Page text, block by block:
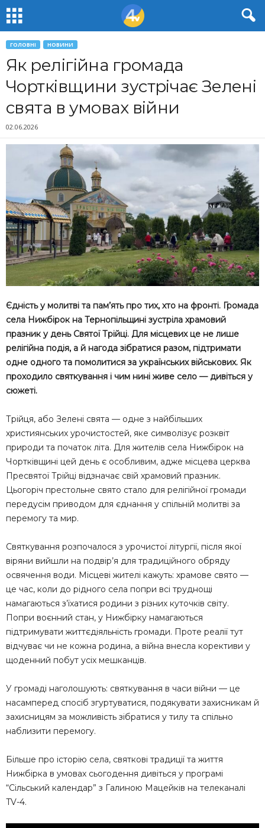
ГОЛОВНІ НОВИНИ
Як релігійна громада
Чортківщини зустрічає Зелені
свята в умовах війни
02.06.2026
Єдність у молитві та пам’ять про тих, хто на фронті. Громада
села Нижбірок на Тернопільщині зустріла храмовий
празник у день Святої Трійці. Для місцевих це не лише
релігійна подія, а й нагода зібратися разом, підтримати
одне одного та помолитися за українських військових. Як
проходило святкування і чим нині живе село — дивіться у
сюжеті.
Трійця, або Зелені свята — одне з найбільших
християнських урочистостей, яке символізує розквіт
природи та початок літа. Для жителів села Нижбірок на
Чортківщині цей день є особливим, адже місцева церква
Пресвятої Трійці відзначає свій храмовий празник.
Цьогоріч престольне свято стало для релігійної громади
передусім приводом для єднання у спільній молитві за
перемогу та мир.
Святкування розпочалося з урочистої літургії, після якої
віряни вийшли на подвір’я для традиційного обряду
освячення води. Місцеві жителі кажуть: храмове свято —
це час, коли до рідного села попри всі труднощі
намагаються з’їхатися родини з різних куточків світу.
Попри воєнний стан, у Нижбірку намагаються
підтримувати життєдіяльність громади. Проте реалії тут
відчуває чи не кожна родина, а війна внесла корективи у
щоденний побут усіх мешканців.
У громаді наголошують: святкування в часи війни — це
насамперед спосіб згуртуватися, подякувати захисникам й
захисницям за можливість зібратися у тилу та спільно
наблизити перемогу.
Більше про історію села, святкові традиції та життя
Нижбірка в умовах сьогодення дивіться у програмі
“Сільський календар” з Галиною Мацейків на телеканалі
TV-4.